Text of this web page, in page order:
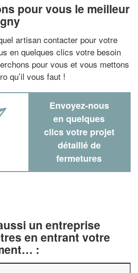
pour vous le meilleur
artisan contacter pour votre
en quelques clics votre besoin
pour vous et vous mettons
qu’il vous faut !
Envoyez-nous
en quelques
clics votre projet
détaillé de
fermetures
un entreprise
en entrant votre
: